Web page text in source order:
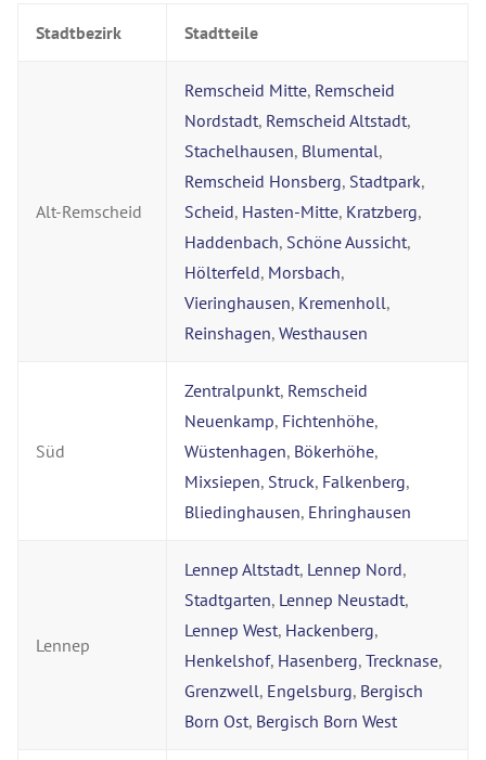
Stadtbezirk Stadtteile
Alt-Remscheid
Remscheid Mitte, Remscheid
Nordstadt, Remscheid Altstadt,
Stachelhausen, Blumental,
Remscheid Honsberg, Stadtpark,
Scheid, Hasten-Mitte, Kratzberg,
Haddenbach, Schöne Aussicht,
Hölterfeld, Morsbach,
Vieringhausen, Kremenholl,
Reinshagen, Westhausen
Süd
Zentralpunkt, Remscheid
Neuenkamp, Fichtenhöhe,
Wüstenhagen, Bökerhöhe,
Mixsiepen, Struck, Falkenberg,
Bliedinghausen, Ehringhausen
Lennep
Lennep Altstadt, Lennep Nord,
Stadtgarten, Lennep Neustadt,
Lennep West, Hackenberg,
Henkelshof, Hasenberg, Trecknase,
Grenzwell, Engelsburg, Bergisch
Born Ost, Bergisch Born West